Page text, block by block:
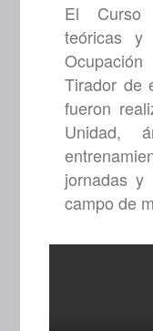
El Curso
teóricas y
Tirador de
fueron
Unidad,
jornadas
campo de